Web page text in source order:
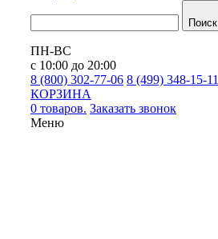
Поиск
ПН-ВС
с 10:00 до 20:00
8 (800) 302-77-06 8 (499) 348-15-11
КОРЗИНА
0 товаров. Заказать звонок
Меню